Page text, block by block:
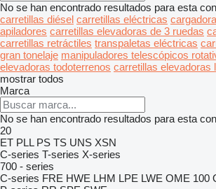
No se han encontrado resultados para esta
carretillas diésel carretillas eléctricas
apiladores carretillas elevadoras de 3 ruedas
carretillas retráctiles transpaletas eléctricas
gran tonelaje manipuladores telescópicos
elevadoras todoterrenos carretillas elevadoras
mostrar todos
Marca
No se han encontrado resultados para esta
20
ET PLL PS TS UNS XSN
C-series T-series X-series
700 - series
C-series FRE HWE LHM LPE LWE OME 100